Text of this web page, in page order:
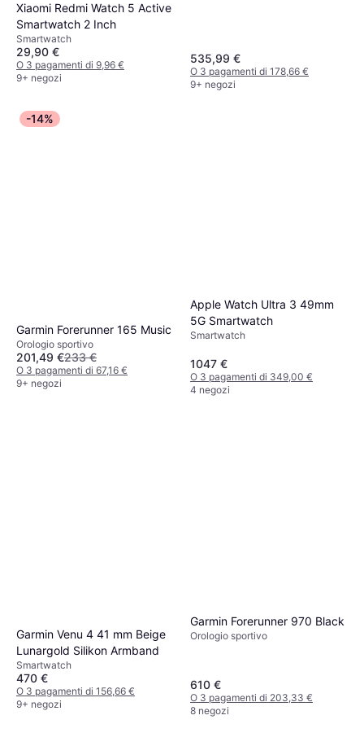
Xiaomi Redmi Watch 5 Active
Smartwatch 2 Inch
Smartwatch
29,90 €
O 3 pagamenti di 9,96 €
9+ negozi
535,99 €
O 3 pagamenti di 178,66 €
9+ negozi
-14%
Garmin Forerunner 165 Music
Orologio sportivo
201,49 €233 €
O 3 pagamenti di 67,16 €
9+ negozi
Apple Watch Ultra 3 49mm
5G Smartwatch
Smartwatch
1047 €
O 3 pagamenti di 349,00 €
4 negozi
Garmin Venu 4 41 mm Beige
Lunargold Silikon Armband
Smartwatch
470 €
O 3 pagamenti di 156,66 €
9+ negozi
Garmin Forerunner 970 Black
Orologio sportivo
610 €
O 3 pagamenti di 203,33 €
8 negozi